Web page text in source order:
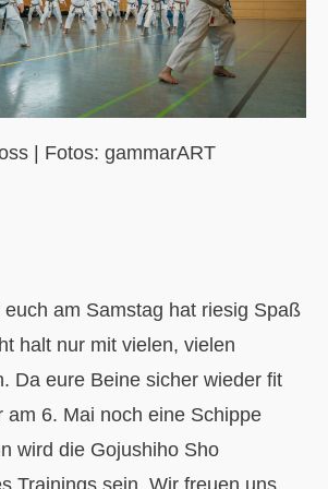
| Fotos: gammarART
am Samstag hat riesig Spaß
halt nur mit vielen, vielen
Da eure Beine sicher wieder fit
am 6. Mai noch eine Schippe
wird die Gojushiho Sho
Trainings sein. Wir freuen uns